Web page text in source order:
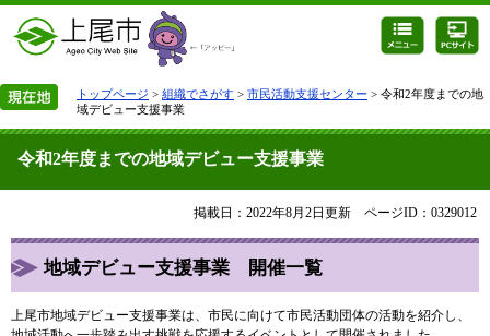
トップページ > 組織でさがす > 市民活動支援センター > 令和2年度までの地
域デビュー支援事業
令和2年度までの地域デビュー支援事業
掲載日：2022年8月2日更新 ページID：0329012
地域デビュー支援事業 開催一覧
上尾市地域デビュー支援事業は、市民に向けて市民活動団体の活動を紹介し、